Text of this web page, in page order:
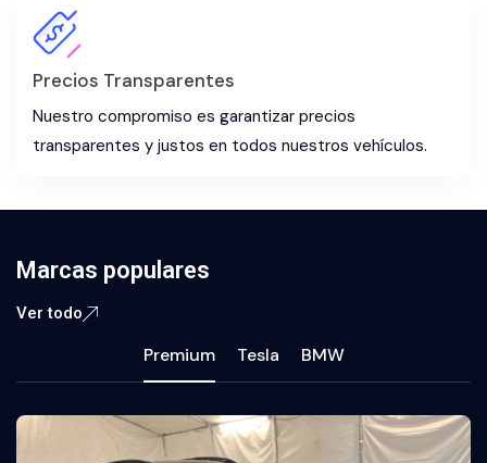
Precios Transparentes
Nuestro compromiso es garantizar precios
transparentes y justos en todos nuestros vehículos.
Marcas populares
Ver todo
Premium Tesla BMW